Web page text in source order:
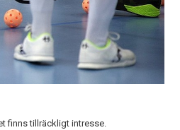
finns tillräckligt intresse.